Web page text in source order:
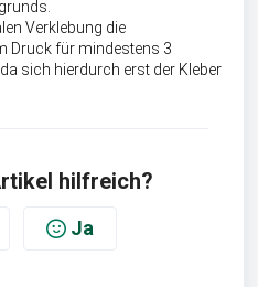
Verklebung die
Druck für mindestens 3
sich hierdurch erst der Kleber
hilfreich?
Ja